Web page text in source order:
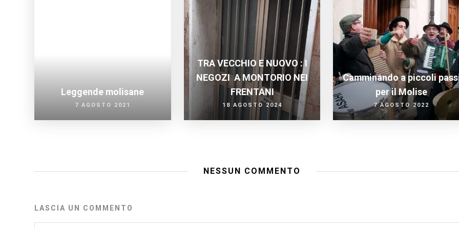
Leggende molisane
7 AGOSTO 2021
TRA VECCHIO E NUOVO : I
NEGOZI A MONTORIO NEI
FRENTANI
18 AGOSTO 2024
Camminando a piccoli
per il Molise
7 AGOSTO 2022
NESSUN COMMENTO
LASCIA UN COMMENTO